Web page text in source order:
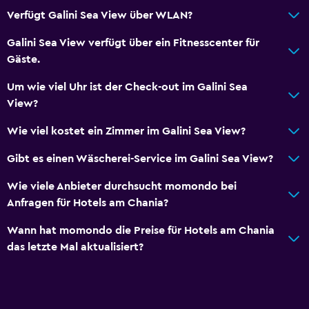
Restaurant
Speisen können in die Unterkunft geliefert werden
Frühstück auf dem Zimmer
Kühlschrank
Kaffeemaschine
Pool und Spa
Beheizter Pool
Verfügt Galini Sea View über WLAN?
Galini Sea View verfügt über ein Fitnesscenter für
Gäste.
Um wie viel Uhr ist der Check-out im Galini Sea
View?
Wie viel kostet ein Zimmer im Galini Sea View?
Gibt es einen Wäscherei-Service im Galini Sea View?
Wie viele Anbieter durchsucht momondo bei
Anfragen für Hotels am Chania?
Wann hat momondo die Preise für Hotels am Chania
das letzte Mal aktualisiert?